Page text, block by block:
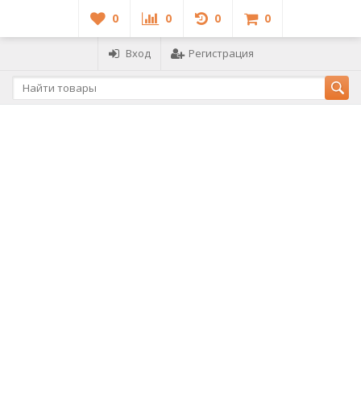
0 0 0 0
Вход Регистрация